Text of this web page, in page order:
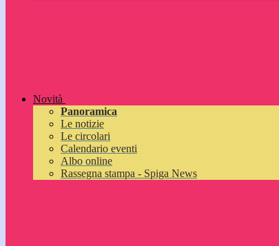
Novità
Panoramica
Le notizie
Le circolari
Calendario eventi
Albo online
Rassegna stampa - Spiga News